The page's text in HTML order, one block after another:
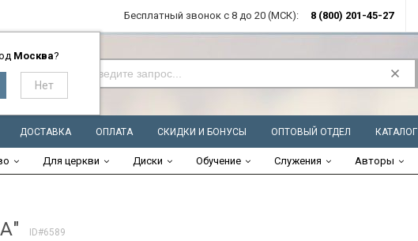
Москва?
Бесплатный звонок с 8 до 20 (МСК): 8 (800) 201-45-27
ДОСТАВКА ОПЛАТА СКИДКИ И БОНУСЫ ОПТОВЫЙ ОТДЕЛ КАТАЛОГ
Для церкви Диски Обучение Служения Авторы
ID#6589